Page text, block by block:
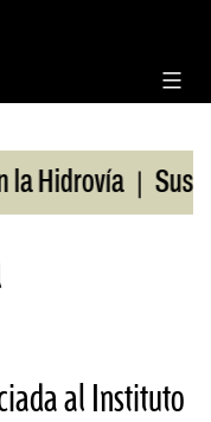
|
al Instituto